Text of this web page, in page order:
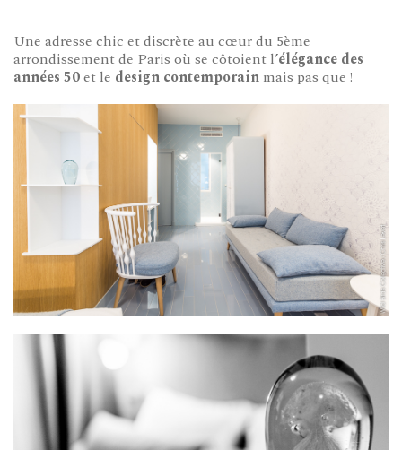
Une adresse chic et discrète au cœur du 5ème
arrondissement de Paris où se côtoient l’élégance des
années 50et le design contemporain mais pas que !